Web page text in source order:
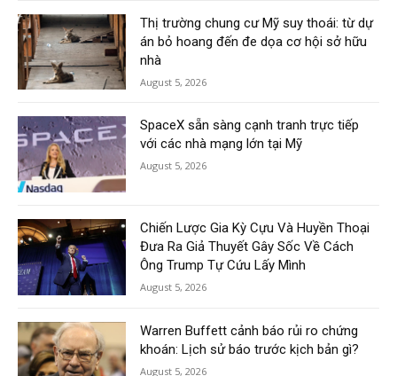
Thị trường chung cư Mỹ suy thoái: từ dự
án bỏ hoang đến đe dọa cơ hội sở hữu
nhà
August 5, 2026
SpaceX sẵn sàng cạnh tranh trực tiếp
với các nhà mạng lớn tại Mỹ
August 5, 2026
Chiến Lược Gia Kỳ Cựu Và Huyền Thoại
Đưa Ra Giả Thuyết Gây Sốc Về Cách
Ông Trump Tự Cứu Lấy Mình
August 5, 2026
Warren Buffett cảnh báo rủi ro chứng
khoán: Lịch sử báo trước kịch bản gì?
August 5, 2026